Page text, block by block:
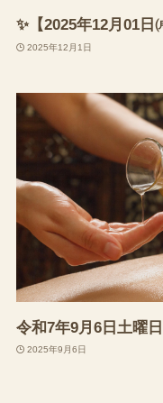
✨【2025年12月01日
2025年12月1日
令和7年9月6日土曜
2025年9月6日